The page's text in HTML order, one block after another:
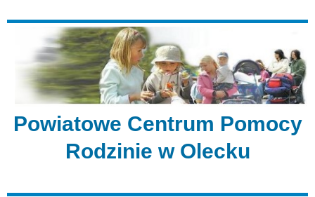
Powiatowe Centrum Pomocy
Rodzinie w Olecku